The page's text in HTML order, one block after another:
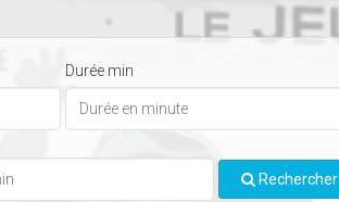
Durée min
Rechercher